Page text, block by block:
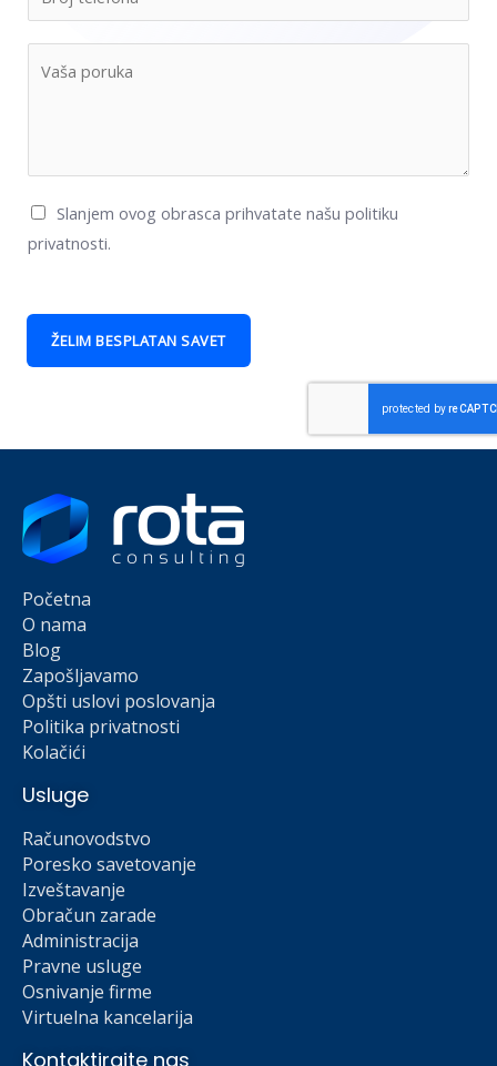
Slanjem ovog obrasca prihvatate našu politiku
privatnosti.
ŽELIM BESPLATAN SAVET
Početna
O nama
Blog
Zapošljavamo
Opšti uslovi poslovanja
Politika privatnosti
Kolačići
Usluge
Računovodstvo
Poresko savetovanje
Izveštavanje
Obračun zarade
Administracija
Pravne usluge
Osnivanje firme
Virtuelna kancelarija
Kontaktirajte nas